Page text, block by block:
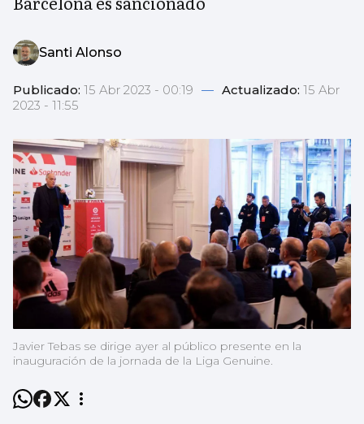
Santi Alonso
Publicado: 15 Abr 2023 - 00:19 — Actualizado: 15 Abr
2023 - 11:55
Javier Tebas se dirige ayer al público presente en la
inauguración de la jornada de la Liga Genuine.